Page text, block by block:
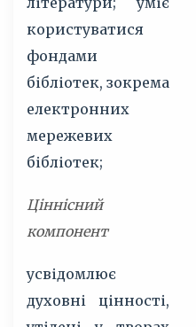
користуватися
фондами
бібліотек, зокрема
електронних
мережевих
бібліотек;
Ціннісний
компонент
усвідомлює
духовні цінності,